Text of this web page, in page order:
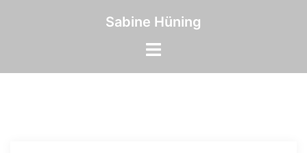
Sabine Hüning
Menü
umschalten